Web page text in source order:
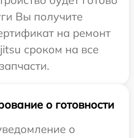
Вы получите
на ремонт
сроком на все
о готовности
о